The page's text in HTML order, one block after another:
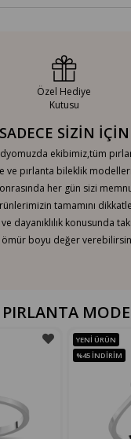
SADECE SİZİN İÇİN
ekibimiz,tüm
ve pırlanta bileklik
her gün sizi
tamamını
dayanıklılık konusunda
boyu değer
Özel Hediye
Kutusu
YENI ÜRÜN
%45 İNDIRIM